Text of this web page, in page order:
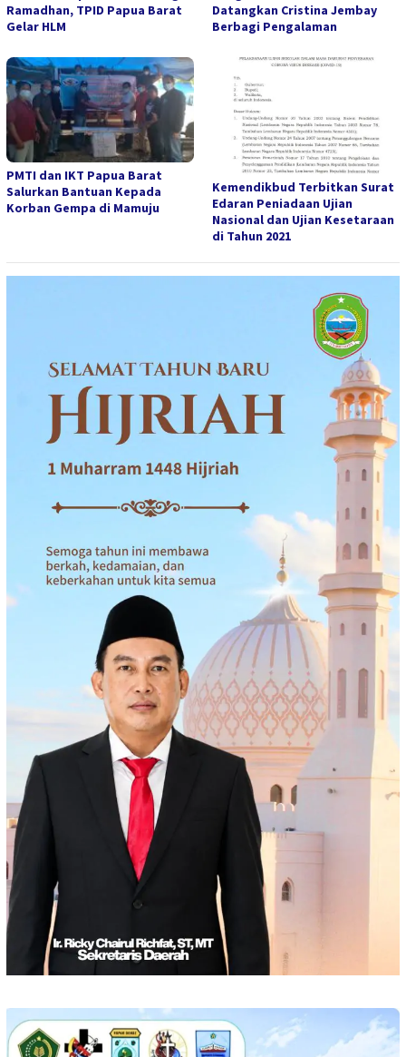
Ramadhan, TPID Papua Barat
Gelar HLM
Datangkan Cristina Jembay
Berbagi Pengalaman
PMTI dan IKT Papua Barat
Salurkan Bantuan Kepada
Korban Gempa di Mamuju
Kemendikbud Terbitkan Surat
Edaran Peniadaan Ujian
Nasional dan Ujian Kesetaraan
di Tahun 2021